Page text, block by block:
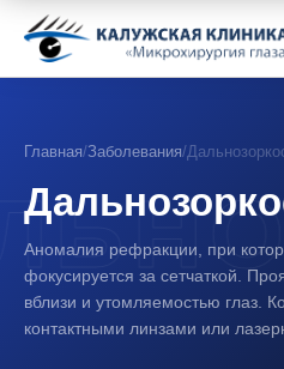
Главная/Заболевания/
Аномалия рефракции, при
фокусируется за сетчаткой.
вблизи и утомляемостью глаз.
контактными линзами или